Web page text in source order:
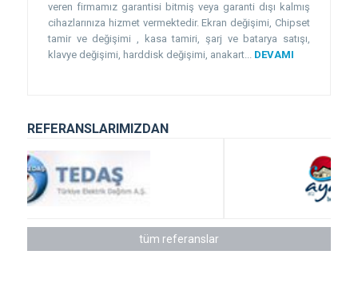
veren firmamız garantisi bitmiş veya garanti dışı kalmış
cihazlarınıza hizmet vermektedir. Ekran değişimi, Chipset
tamir ve değişimi , kasa tamiri, şarj ve batarya satışı,
klavye değişimi, harddisk değişimi, anakart... DEVAMI
REFERANSLARIMIZDAN
tüm referanslar